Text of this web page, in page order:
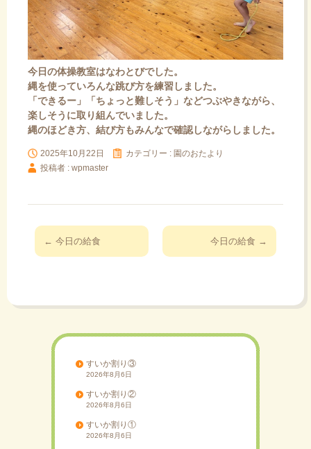
今日の体操教室はなわとびでした。
縄を使っていろんな跳び方を練習しました。
「できるー」「ちょっと難しそう」などつぶやきながら、
楽しそうに取り組んでいました。
縄のほどき方、結び方もみんなで確認しながらしました。
2025年10月22日 カテゴリー : 園のおたより
投稿者 : wpmaster
投
稿
ゲ
← 今日の給食 今日の給食 →
すいか割り③
2026年8月6日
すいか割り②
2026年8月6日
すいか割り①
2026年8月6日